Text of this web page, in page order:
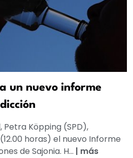
un nuevo informe
Petra Köpping (SPD),
horas) el nuevo Informe
de Sajonia. H... | más